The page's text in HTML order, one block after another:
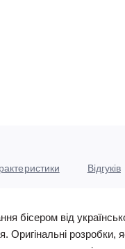
Відгуків
бісером від
Оригінальні